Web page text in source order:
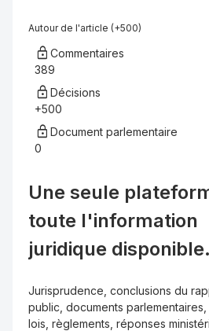
Autour de l'article (+500)
Commentaires
389
Décisions
+500
Document parlementaire
0
Une seule
toute l'information
juridique disponible.
Jurisprudence, conclusions du
public, documents parlementaires,
lois, règlements, réponses